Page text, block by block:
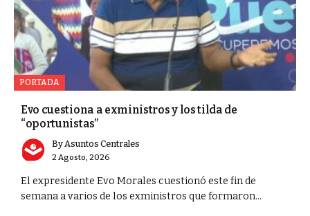
PORTADA
Evo cuestiona a exministros y los tilda de
“oportunistas”
ByAsuntos Centrales
2 Agosto, 2026
El expresidente Evo Morales cuestionó este fin de
semana a varios de los exministros que formaron...